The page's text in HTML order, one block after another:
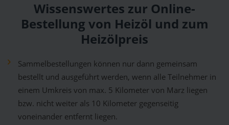
Wissenswertes zur Online-
Bestellung von Heizöl und zum
Heizölpreis
Sammelbestellungen können nur dann gemeinsam
bestellt und ausgeführt werden, wenn alle Teilnehmer in
einem Umkreis von max. 5 Kilometer von Marz liegen
bzw. nicht weiter als 10 Kilometer gegenseitig
voneinander entfernt liegen.